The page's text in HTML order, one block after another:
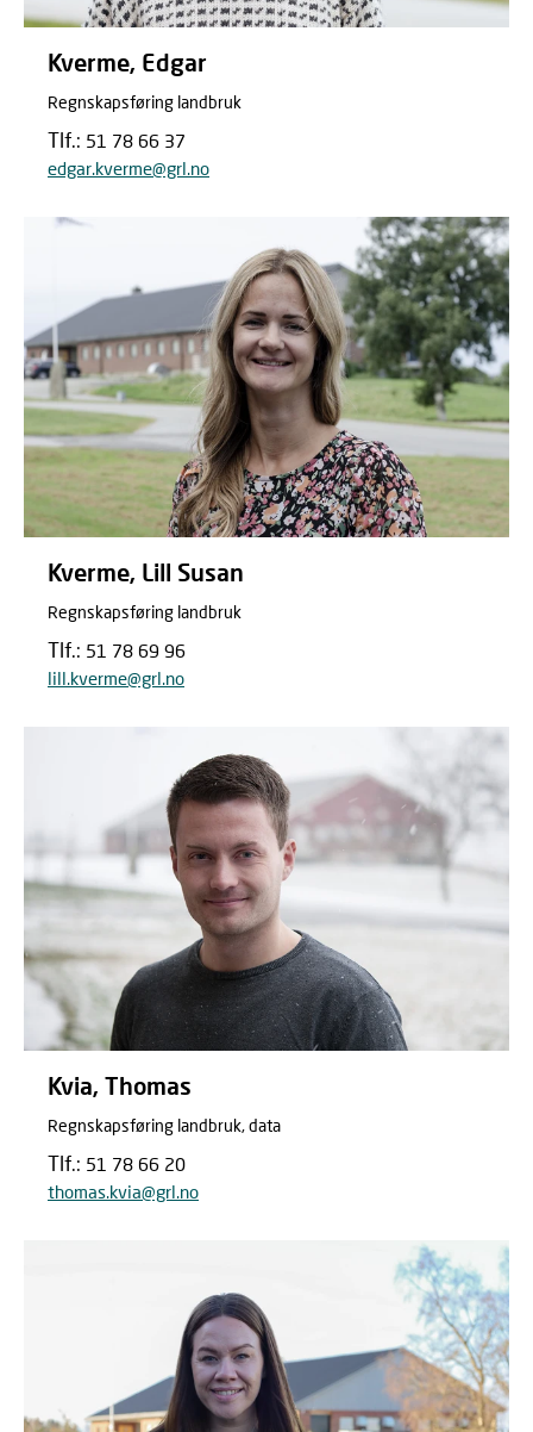
Kverme, Edgar
Regnskapsføring landbruk
Tlf.: 51 78 66 37
edgar.kverme@grl.no
Kverme, Lill Susan
Regnskapsføring landbruk
Tlf.: 51 78 69 96
lill.kverme@grl.no
Kvia, Thomas
Regnskapsføring landbruk, data
Tlf.: 51 78 66 20
thomas.kvia@grl.no